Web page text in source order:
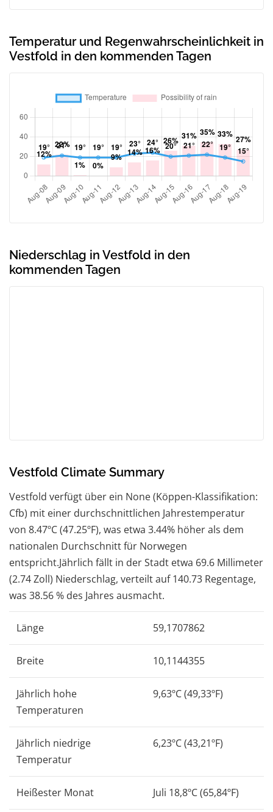
Temperatur und Regenwahrscheinlichkeit in
Vestfold in den kommenden Tagen
Niederschlag in Vestfold in den
kommenden Tagen
Vestfold Climate Summary
Vestfold verfügt über ein None (Köppen-Klassifikation:
Cfb) mit einer durchschnittlichen Jahrestemperatur
von 8.47ºC (47.25ºF), was etwa 3.44% höher als dem
nationalen Durchschnitt für Norwegen
entspricht.Jährlich fällt in der Stadt etwa 69.6 Millimeter
(2.74 Zoll) Niederschlag, verteilt auf 140.73 Regentage,
was 38.56 % des Jahres ausmacht.
Länge 59,1707862
Breite 10,1144355
Jährlich hohe
Temperaturen
9,63ºC (49,33ºF)
Jährlich niedrige
Temperatur
6,23ºC (43,21ºF)
Heißester Monat Juli 18,8ºC (65,84ºF)